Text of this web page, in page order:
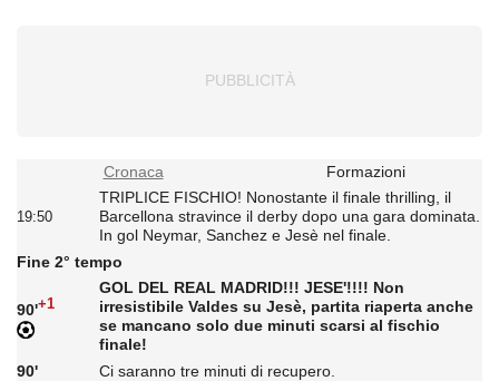
Cronaca Formazioni
19:50
TRIPLICE FISCHIO! Nonostante il finale thrilling, il
Barcellona stravince il derby dopo una gara dominata.
In gol Neymar, Sanchez e Jesè nel finale.
Fine 2° tempo
90'+1
GOL DEL REAL MADRID!!! JESE'!!!! Non
irresistibile Valdes su Jesè, partita riaperta anche
se mancano solo due minuti scarsi al fischio
finale!
90'
Ci saranno tre minuti di recupero.